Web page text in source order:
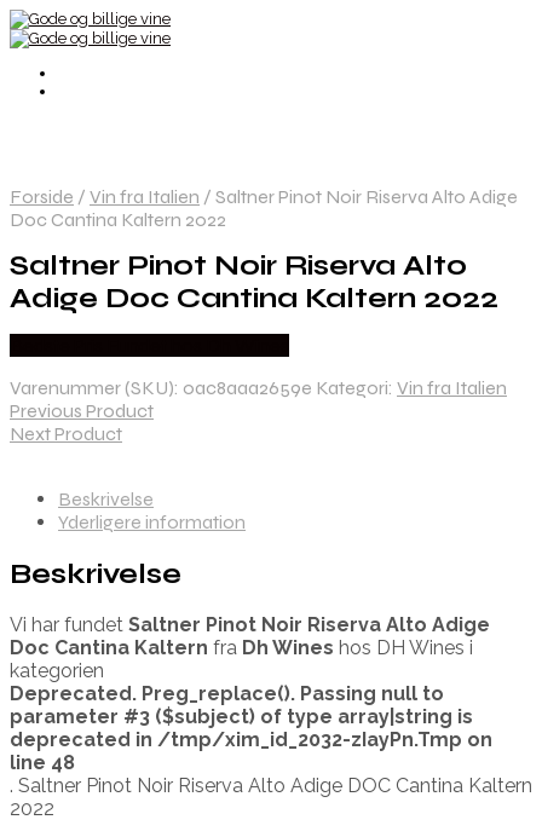
Forside / Vin fra Italien / Saltner Pinot Noir Riserva Alto Adige
Doc Cantina Kaltern 2022
Saltner Pinot Noir Riserva Alto
Adige Doc Cantina Kaltern 2022
Varenummer (SKU): 0ac8aaa2659e Kategori: Vin fra Italien
Previous Product
Next Product
Beskrivelse
Yderligere information
Beskrivelse
Vi har fundet Saltner Pinot Noir Riserva Alto Adige
Doc Cantina Kaltern fra Dh Wines hos DH Wines i
kategorien
Deprecated. Preg_replace(). Passing null to
parameter #3 ($subject) of type array|string is
deprecated in /tmp/xim_id_2032-zIayPn.Tmp on
line 48
. Saltner Pinot Noir Riserva Alto Adige DOC Cantina Kaltern
2022